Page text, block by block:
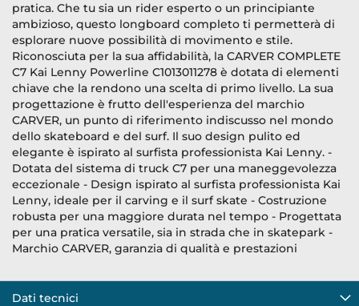
pratica. Che tu sia un rider esperto o un principiante
ambizioso, questo longboard completo ti permetterà di
esplorare nuove possibilità di movimento e stile.
Riconosciuta per la sua affidabilità, la CARVER COMPLETE
C7 Kai Lenny Powerline C1013011278 è dotata di elementi
chiave che la rendono una scelta di primo livello. La sua
progettazione è frutto dell'esperienza del marchio
CARVER, un punto di riferimento indiscusso nel mondo
dello skateboard e del surf. Il suo design pulito ed
elegante è ispirato al surfista professionista Kai Lenny. -
Dotata del sistema di truck C7 per una maneggevolezza
eccezionale - Design ispirato al surfista professionista Kai
Lenny, ideale per il carving e il surf skate - Costruzione
robusta per una maggiore durata nel tempo - Progettata
per una pratica versatile, sia in strada che in skatepark -
Marchio CARVER, garanzia di qualità e prestazioni
Dati tecnici